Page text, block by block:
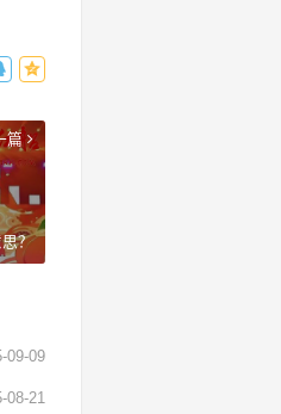
篇
思？
09-09
08-21